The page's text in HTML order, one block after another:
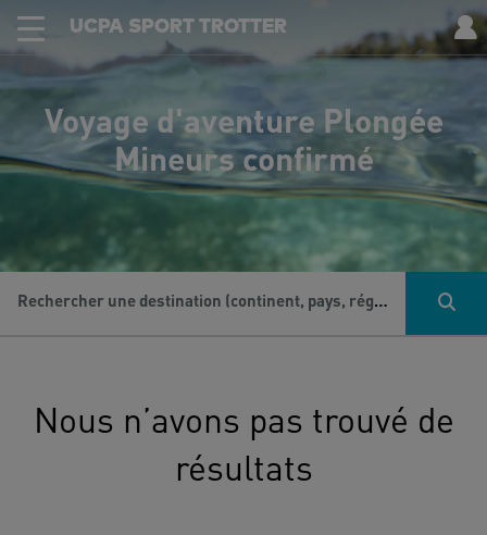
UCPA SPORT TROTTER
Voyage d'aventure Plongée
Mineurs confirmé
Rechercher une destination (continent, pays, région...), une activité...
Nous n’avons pas trouvé de
résultats